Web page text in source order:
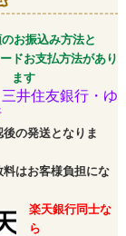
お振込み方法と
ドお支払方法があり
ます
井住友銀行・ゆ
後の発送となりま
料はお客様負担にな
楽天銀行同士な
ら